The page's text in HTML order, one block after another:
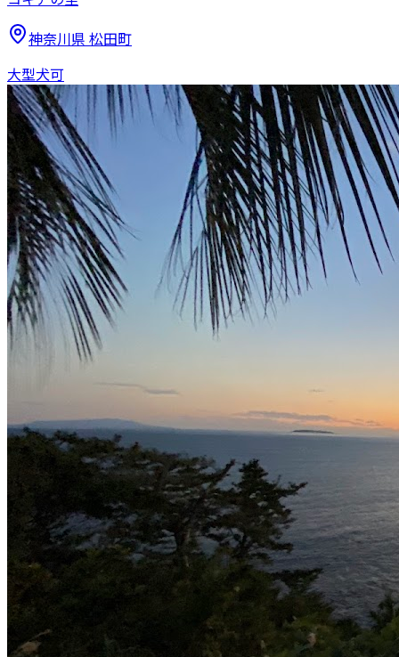
神奈川県 松田町
大型犬可